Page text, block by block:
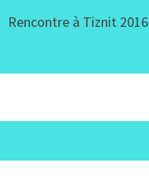
Rencontre à Tiznit 2016